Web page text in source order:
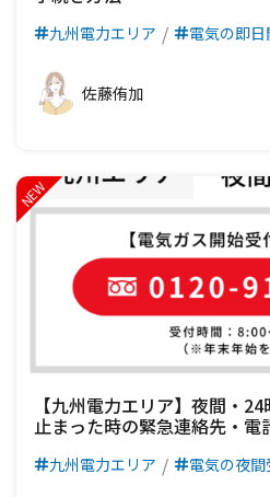
九州電力エリア 電気の即日
佐藤侑加
【九州電力エリア】夜間・
止まった時の緊急連絡先・電
九州電力エリア 電気の夜間